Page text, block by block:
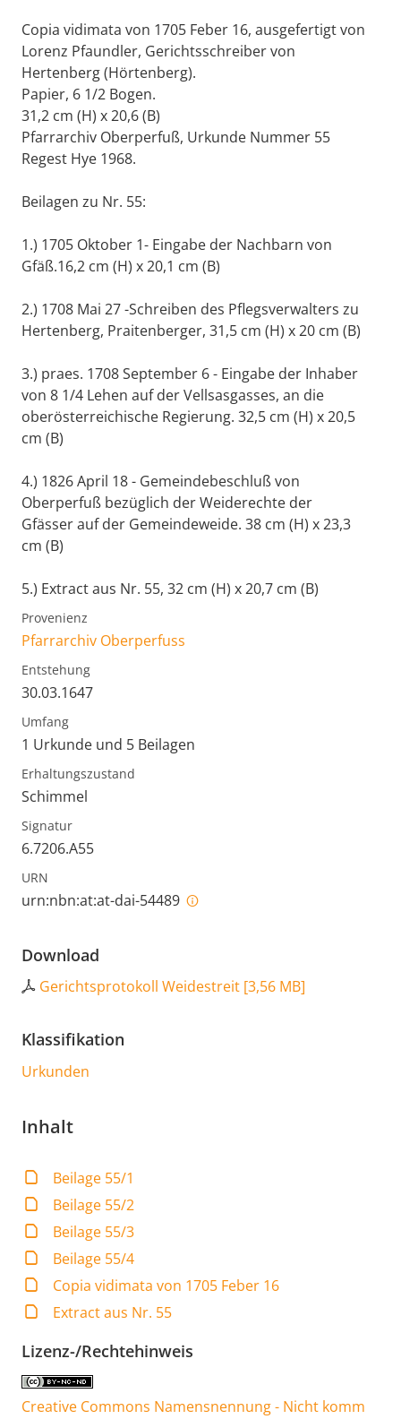
Copia vidimata von 1705 Feber 16, ausgefertigt von
Lorenz Pfaundler, Gerichtsschreiber von
Hertenberg (Hörtenberg).
Papier, 6 1/2 Bogen.
31,2 cm (H) x 20,6 (B)
Pfarrarchiv Oberperfuß, Urkunde Nummer 55
Regest Hye 1968.
Beilagen zu Nr. 55:
1.) 1705 Oktober 1- Eingabe der Nachbarn von
Gfäß.16,2 cm (H) x 20,1 cm (B)
2.) 1708 Mai 27 -Schreiben des Pflegsverwalters zu
Hertenberg, Praitenberger, 31,5 cm (H) x 20 cm (B)
3.) praes. 1708 September 6 - Eingabe der Inhaber
von 8 1/4 Lehen auf der Vellsasgasses, an die
oberösterreichische Regierung. 32,5 cm (H) x 20,5
cm (B)
4.) 1826 April 18 - Gemeindebeschluß von
Oberperfuß bezüglich der Weiderechte der
Gfässer auf der Gemeindeweide. 38 cm (H) x 23,3
cm (B)
5.) Extract aus Nr. 55, 32 cm (H) x 20,7 cm (B)
Provenienz
Pfarrarchiv Oberperfuss
Entstehung
30.03.1647
Umfang
1 Urkunde und 5 Beilagen
Erhaltungszustand
Schimmel
Signatur
6.7206.A55
URN
urn:nbn:at:at-dai-54489
Download
Gerichtsprotokoll Weidestreit [3,56 MB]
Klassifikation
Urkunden
Inhalt
Beilage 55/1
Beilage 55/2
Beilage 55/3
Beilage 55/4
Copia vidimata von 1705 Feber 16
Extract aus Nr. 55
Lizenz-/Rechtehinweis
Creative Commons Namensnennung - Nicht komm